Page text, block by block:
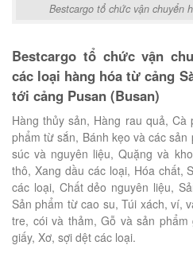
Bestcargo tổ chức vận chuyển
Bestcargo tổ chức vận
các loại hàng hóa từ cảng
tới cảng Pusan (Busan)
Hàng thủy sản, Hàng rau quả,
phẩm từ sắn, Bánh kẹo và các
súc và nguyên liệu, Quặng và
thô, Xang dầu các loại, Hóa chất,
các loại, Chất dẻo nguyên liệu,
Sản phẩm từ cao su, Túi xách, ví,
tre, cói và thảm, Gỗ và sản
giấy, Xơ, sợi dệt các loại.